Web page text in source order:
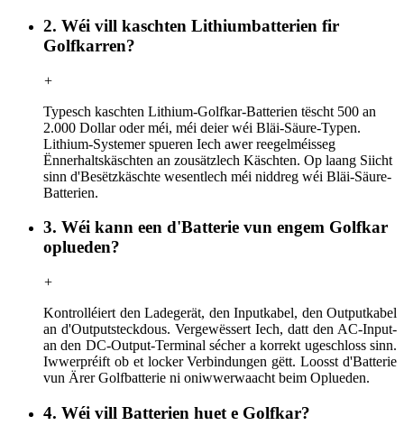
2. Wéi vill kaschten Lithiumbatterien fir
Golfkarren?
+
Typesch kaschten Lithium-Golfkar-Batterien tëscht 500 an
2.000 Dollar oder méi, méi deier wéi Bläi-Säure-Typen.
Lithium-Systemer spueren Iech awer reegelméisseg
Ënnerhaltskäschten an zousätzlech Käschten. Op laang Siicht
sinn d'Besëtzkäschte wesentlech méi niddreg wéi Bläi-Säure-
Batterien.
3. Wéi kann een d'Batterie vun engem Golfkar
oplueden?
+
Kontrolléiert den Ladegerät, den Inputkabel, den Outputkabel
an d'Outputsteckdous. Vergewëssert Iech, datt den AC-Input-
an den DC-Output-Terminal sécher a korrekt ugeschloss sinn.
Iwwerpréift ob et locker Verbindungen gëtt. Loosst d'Batterie
vun Ärer Golfbatterie ni oniwwerwaacht beim Oplueden.
4. Wéi vill Batterien huet e Golfkar?